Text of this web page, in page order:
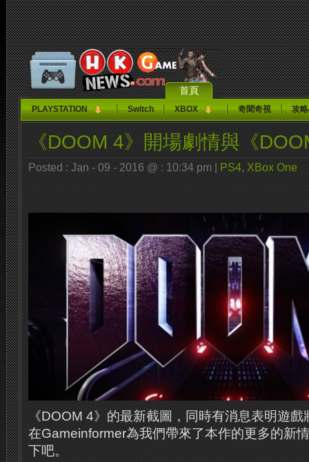
首頁
PLAYSTATION Switch XBOX 奇聞奇視 攻
《DOOM 4》開場劇情與《
Posted : Jan - 09 - 2016 @ : 10:34 pm | PS4, XBox One
《DOOM 4》的最新截圖，同時有消息表明遊
在Gameinformer為我們帶來了本作的更多的新
下吧。